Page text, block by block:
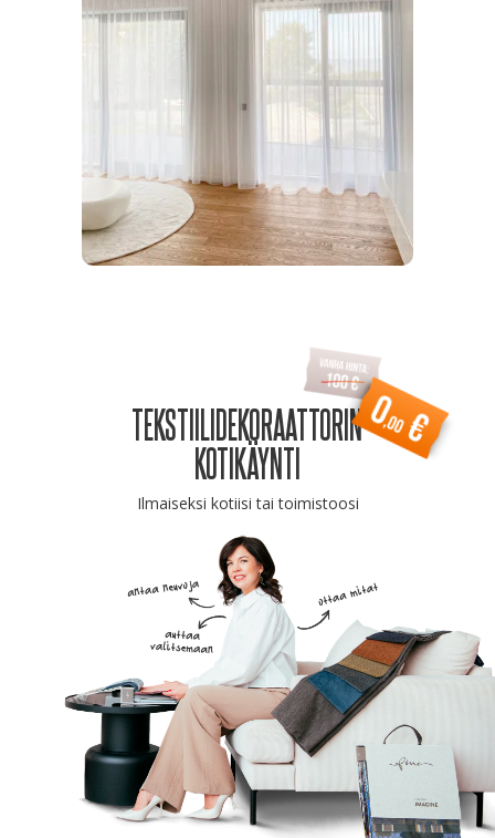
TEKSTIILIDEKORAATTORIN
KOTIKÄYNTI
Ilmaiseksi kotiisi tai toimistoosi